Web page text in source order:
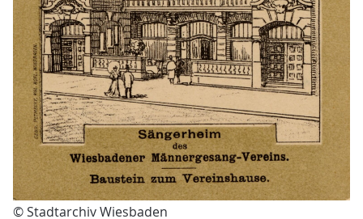
© Stadtarchiv Wiesbaden